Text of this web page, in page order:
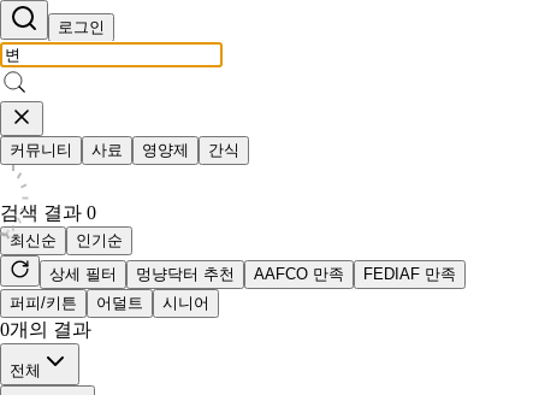
로그인
커뮤니티 사료 영양제 간식
검색 결과 0
최신순
인기순
상세 필터
멍냥닥터 추천 AAFCO 만족
FEDIAF 만족
퍼피/키튼
어덜트 시니어
0개의 결과
전체